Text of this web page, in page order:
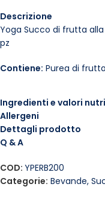
Descrizione
Yoga Succo di frutta
pz
Contiene: Purea di
Ingredienti e valori
Allergeni
Dettagli prodotto
Q & A
COD: YPERB200
Categorie: Bevande,